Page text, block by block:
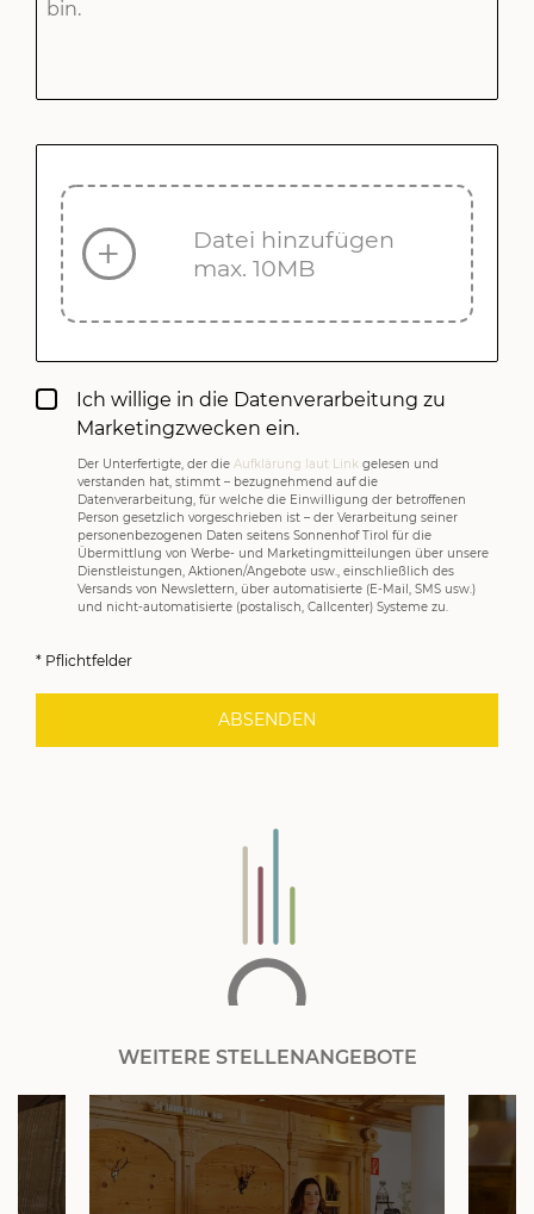
Datei hinzufügen
max. 10MB
Ich willige in die Datenverarbeitung zu
Marketingzwecken ein.
Der Unterfertigte, der die Aufklärung laut Link gelesen und
verstanden hat, stimmt – bezugnehmend auf die
Datenverarbeitung, für welche die Einwilligung der betroffenen
Person gesetzlich vorgeschrieben ist – der Verarbeitung seiner
personenbezogenen Daten seitens Sonnenhof Tirol für die
Übermittlung von Werbe- und Marketingmitteilungen über unsere
Dienstleistungen, Aktionen/Angebote usw., einschließlich des
Versands von Newslettern, über automatisierte (E-Mail, SMS usw.)
und nicht-automatisierte (postalisch, Callcenter) Systeme zu.
* Pflichtfelder
ABSENDEN
WEITERE STELLENANGEBOTE